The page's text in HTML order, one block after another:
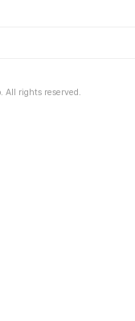
All rights reserved.